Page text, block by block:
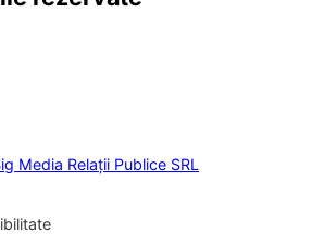
Media Relații Publice SRL